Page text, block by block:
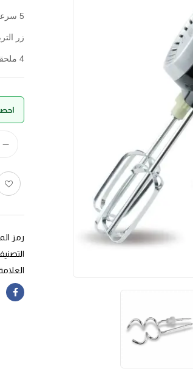
5 سرعات
زر
4 ملحقات ستانلس ستيل
احصل على
رمز